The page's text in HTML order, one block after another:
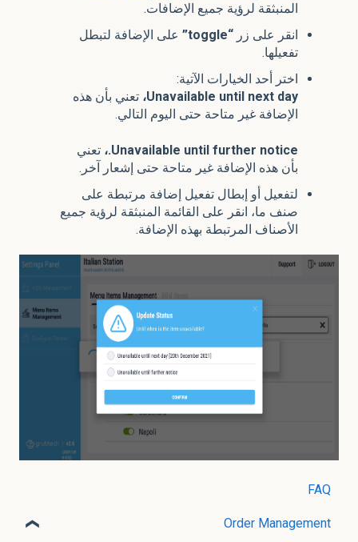
المنبثقة لرؤية جميع الإضافات.
انقر على زر“toggle” على الإضافة لتبطل
تفعيلها.
اختر أحد الخيارات الآتية:
Unavailable until next day، تعني بأن هذه
الإضافة غير متاحة حتى اليوم التالي.
Unavailable until further notice.،
تعني
بأن هذه الإضافة غير متاحة حتى إشعار آخر.
لتفعيل أو إبطال تفعيل إضافة مرتبطة على
صنف ما، انقر على القائمة المنبثقة لرؤية جميع
الأصناف المرتبطة بهذه الإضافة.
FAQ
Order Management